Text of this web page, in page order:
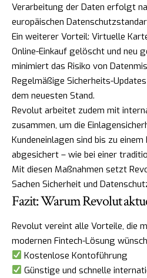
Verarbeitung der Daten erfolgt
europäischen
Ein weiterer Vorteil: Virtuelle
Online-Einkauf gelöscht und neu
minimiert das Risiko von
Regelmäßige Sicherheits-
dem neuesten Stand.
Revolut arbeitet zudem mit
zusammen, um die
Kundeneinlagen sind bis zu
abgesichert – wie bei einer
Mit diesen Maßnahmen setzt
Sachen Sicherheit und
Fazit: Warum Revolut
Revolut vereint alle Vorteile, die
modernen Fintech-Lösung
Kostenlose Kontoführung
Günstige und schnelle